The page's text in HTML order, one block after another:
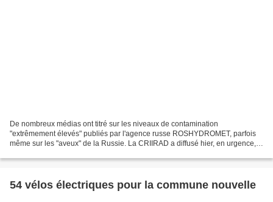
De nombreux médias ont titré sur les niveaux de contamination
"extrêmement élevés" publiés par l'agence russe ROSHYDROMET, parfois
même sur les "aveux" de la Russie. La CRIIRAD a diffusé hier, en urgence,
54 vélos électriques pour la commune nouvelle